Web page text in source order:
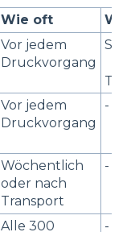
Wie oft
Vor jedem
Druckvorgang
Vor jedem
Druckvorgang
-
Wöchentlich
oder nach
Transport
-
Alle 300
-